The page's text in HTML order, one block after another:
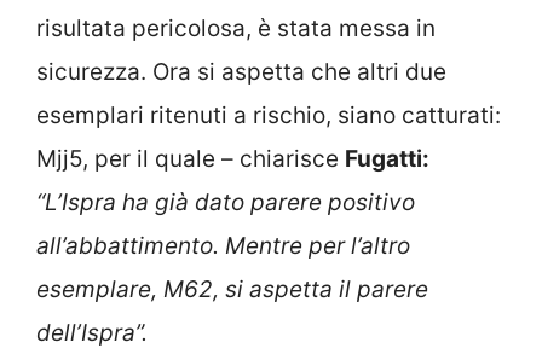
risultata pericolosa, è stata messa in
sicurezza. Ora si aspetta che altri due
esemplari ritenuti a rischio, siano catturati:
Mjj5, per il quale – chiarisce Fugatti:
“L’Ispra ha già dato parere positivo
all’abbattimento. Mentre per l’altro
esemplare, M62, si aspetta il parere
dell’Ispra”.